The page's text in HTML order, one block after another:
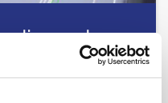
diurnes de